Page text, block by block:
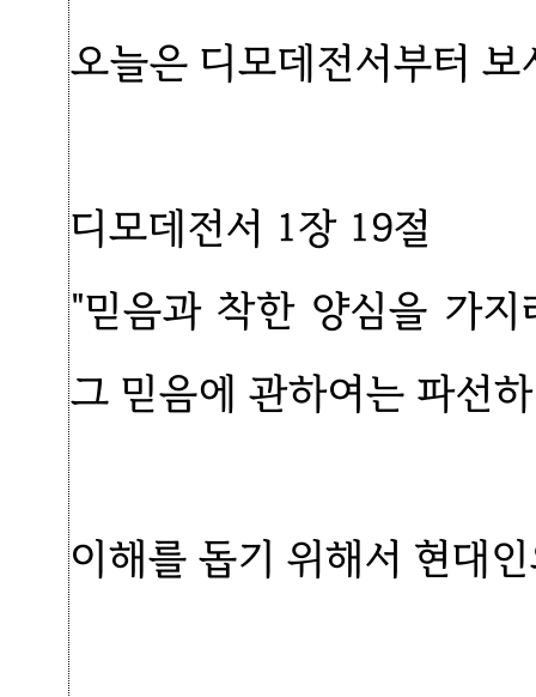
오늘은 디모데전서부터 보
디모데전서 1장 19절
"믿음과 착한 양심을 가
그 믿음에 관하여는 파선
이해를 돕기 위해서 현대